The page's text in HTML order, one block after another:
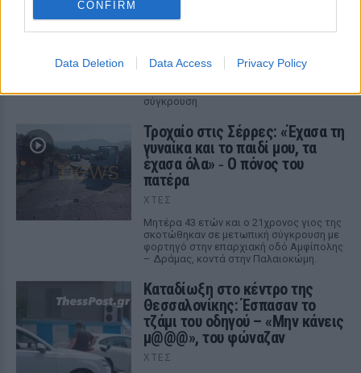
CONFIRM
Data Deletion Data Access Privacy Policy
Η Jamie Lee Komoroski, με αλκοόλ
Folly Beach - τώρα νέο υλικό από το
σύγκρουση
Τροχαίο στις Σέρρες: «Έχασα τη
γυναίκα και το παιδί μου, τα
έχασα όλα» ‑ Ο πόνος του
πατέρα
ΧΤΕΣ
Μητέρα 43 ετών και ο 21χρονος γιος της
σκοτώθηκαν σε μετωπική σύγκρουση με
φορτηγό στην επαρχιακή οδό Αμφίπολης
– Δράμας, κοντά στην Παλαιοκώμη.
Καταδίωξη στο κέντρο της
Θεσσαλονίκης: Έσπασαν το
τζάμι του οδηγού – «Μην κάνεις
μ@@@», του φώναζαν
ΧΤΕΣ